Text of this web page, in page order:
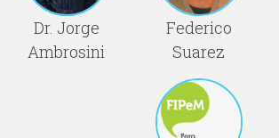
Dr. Jorge
Ambrosini
Federico
Suarez